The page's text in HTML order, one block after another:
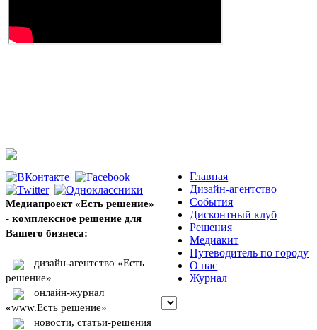
Медиапроект «Есть решение»
- комплексное решение для
Вашего бизнеса:
дизайн-агентство «Есть
решение»
онлайн-журнал
«www.Есть решение»
новости, статьи-решения
Главная
Дизайн-агентство
События
Дисконтный клуб
Решения
Медиакит
Путеводитель по городу
О нас
Журнал